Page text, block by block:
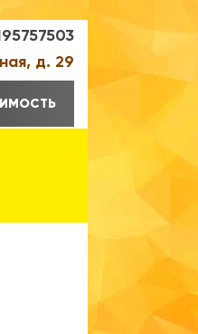
д. 29